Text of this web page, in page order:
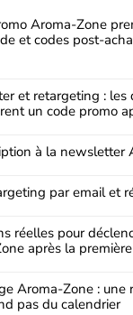
Aroma-Zone
et codes post-
et retargeting : les
un code promo
à la newsletter
par email et
réelles pour
après la
Aroma-Zone : une
pas du calendrier